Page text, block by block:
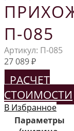
П-085
Артикул: П-085
27 089₽
РАСЧЕТ
СТОИМОСТИ
В Избранное
Параметры